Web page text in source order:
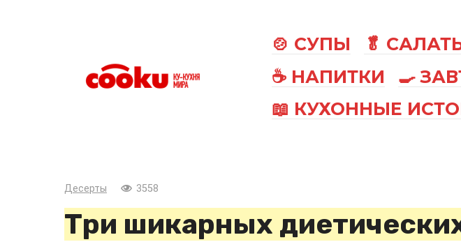
🍲 СУПЫ 🥬
☕ НАПИТКИ
🍳
📖 КУХОННЫЕ
Десерты 3558
Три шикарных